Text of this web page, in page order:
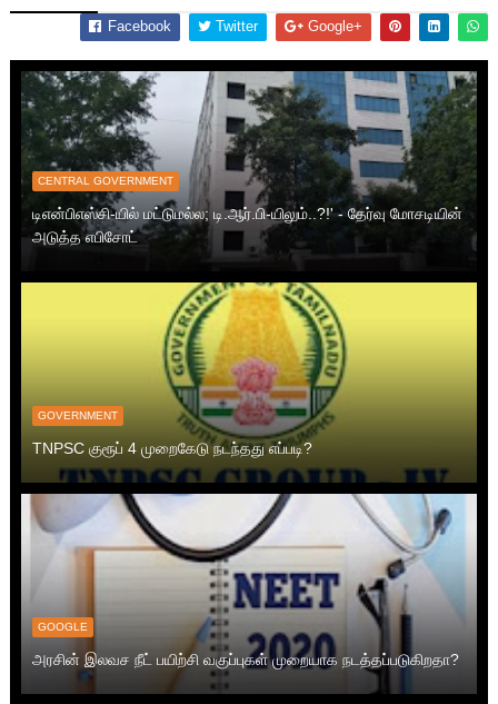
Facebook Twitter Google+
CENTRAL GOVERNMENT
டிஎன்பிஎஸ்சி-யில் மட்டுமல்ல; டி.ஆர்.பி-யிலும்..?!' - தேர்வு மோசடியின்
அடுத்த எபிசோட்
GOVERNMENT
TNPSC குரூப் 4 முறைகேடு நடந்தது எப்படி?
GOOGLE
அரசின் இலவச நீட் பயிற்சி வகுப்புகள் முறையாக நடத்தப்படுகிறதா?